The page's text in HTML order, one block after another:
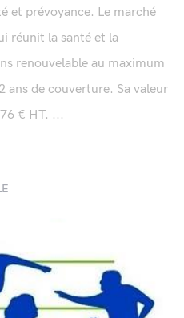
et prévoyance. Le marché
réunit la santé et la
renouvelable au maximum
ans de couverture. Sa valeur
€ HT. ...